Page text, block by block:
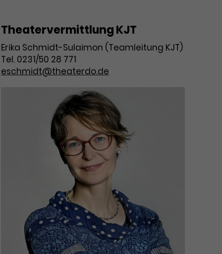
Theatervermittlung KJT
Erika Schmidt-Sulaimon (Teamleitung KJT)
Tel. 0231/50 28 771
eschmidt@theaterdo.de